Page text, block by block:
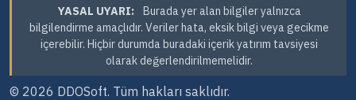
YASAL UYARI:
Burada yer alan bilgiler yalnızca
bilgilendirme amaçlıdır. Veriler hata, eksik bilgi veya gecikme
içerebilir. Hiçbir durumda buradaki içerik yatırım tavsiyesi
olarak değerlendirilmemelidir.
© 2026 DDOSoft. Tüm hakları saklıdır.